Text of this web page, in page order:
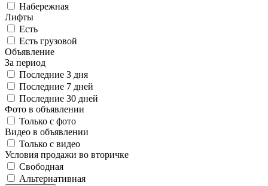
Набережная
Лифты
Есть
Есть грузовой
Объявление
За период
Последние 3 дня
Последние 7 дней
Последние 30 дней
Фото в объявлении
Только с фото
Видео в объявлении
Только с видео
Условия продажи во вторичке
Свободная
Альтернативная